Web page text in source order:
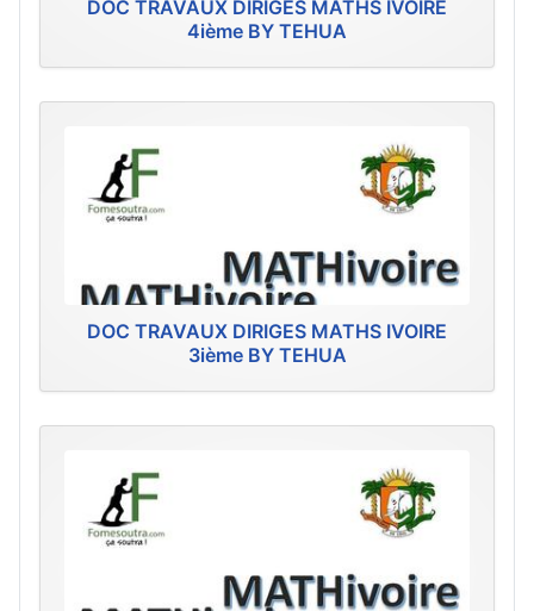
DOC TRAVAUX DIRIGES MATHS IVOIRE
4ième BY TEHUA
DOC TRAVAUX DIRIGES MATHS IVOIRE
3ième BY TEHUA